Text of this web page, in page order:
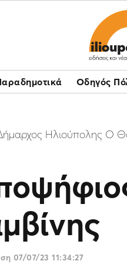
Οδηγός
Ηλιούπολης Ο
07/07/23 11:34:27